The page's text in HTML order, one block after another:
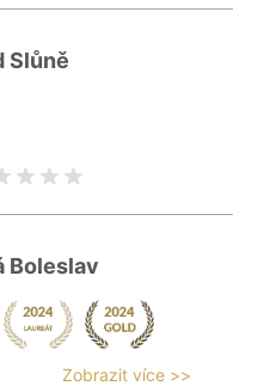
Slůně
Boleslav
Zobrazit více >>